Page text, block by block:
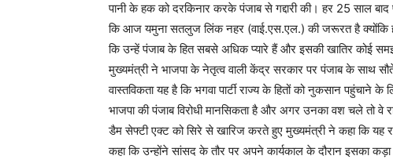
पानी के हक को दरकिनार करके पंजाब से गद्दारी की। हर 25 साल
कि आज यमुना सतलुज लिंक नहर (वाई.एस.एल.) की जरूरत है क्योंकि
कि उन्हें पंजाब के हित सबसे अधिक प्यारे हैं और इसकी खातिर कोई
मुख्यमंत्री ने भाजपा के नेतृत्व वाली केंद्र सरकार पर पंजाब के साथ
वास्तविकता यह है कि भगवा पार्टी राज्य के हितों को नुकसान पहुंचाने
भाजपा की पंजाब विरोधी मानसिकता है और अगर उनका वश चले तो वे
डैम सेफ्टी एक्ट को सिरे से खारिज करते हुए मुख्यमंत्री ने कहा कि यह
कहा कि उन्होंने सांसद के तौर पर अपने कार्यकाल के दौरान इसका कड़ा